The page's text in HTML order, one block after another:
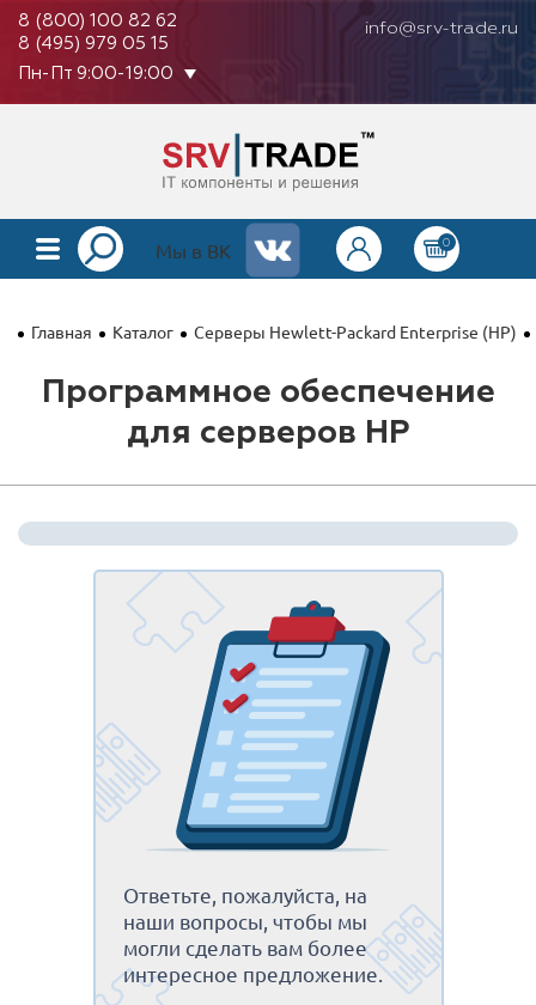
8 (800) 100 82 62
8 (495) 979 05 15
info@srv-trade.ru
Пн-Пт 9:00-19:00
КАТАЛОГ
ОПЛАТА
ГАРАНТИЯ
КОНТАКТЫ
Мы в ВК 0
Главная Каталог Серверы Hewlett-Packard Enterprise (HP)
Программное обеспечение
для серверов HP
Ответьте, пожалуйста, на
наши вопросы, чтобы мы
могли сделать вам более
интересное предложение.